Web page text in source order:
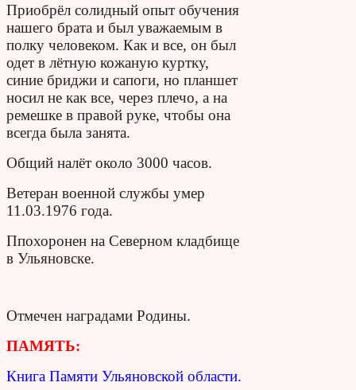
Приобрёл солидный опыт обучения
нашего брата и был уважаемым в
полку человеком. Как и все, он был
одет в лётную кожаную куртку,
синие бриджи и сапоги, но планшет
носил не как все, через плечо, а на
ремешке в правой руке, чтобы она
всегда была занята.
Общий налёт около 3000 часов.
Ветеран военной службы умер
11.03.1976 года.
Ппохоронен на Северном кладбище
в Ульяновске.
Отмечен наградами Родины.
ПАМЯТЬ:
Книга Памяти Ульяновской области.